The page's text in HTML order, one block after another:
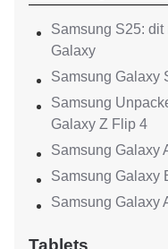
Samsung S25:
Galaxy
Samsung Galaxy
Samsung
Galaxy Z Flip 4
Samsung Galaxy
Samsung Galaxy
Samsung Galaxy
Tablets